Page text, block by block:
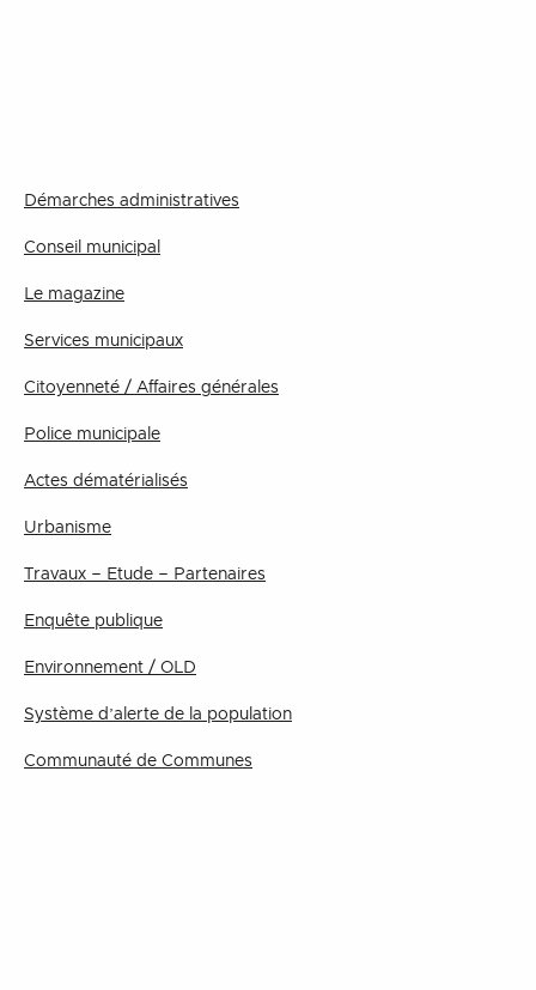
Démarches administratives
Conseil municipal
Le magazine
Services municipaux
Citoyenneté / Affaires générales
Police municipale
Actes dématérialisés
Urbanisme
Travaux – Etude – Partenaires
Enquête publique
Environnement / OLD
Système d’alerte de la population
Communauté de Communes